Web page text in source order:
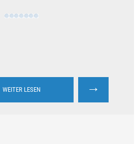
WEITER LESEN →